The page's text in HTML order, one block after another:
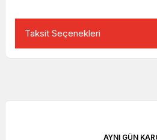
Taksit Seçenekleri
AYNI GÜN